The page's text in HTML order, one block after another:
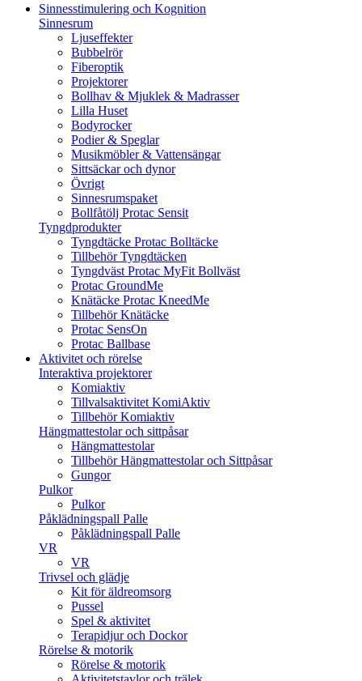
Sinnesstimulering och Kognition
Sinnesrum
Ljuseffekter
Bubbelrör
Fiberoptik
Projektorer
Bollhav & Mjuklek & Madrasser
Lilla Huset
Bodyrocker
Podier & Speglar
Musikmöbler & Vattensängar
Sittsäckar och dynor
Övrigt
Sinnesrumspaket
Bollfåtölj Protac Sensit
Tyngdprodukter
Tyngdtäcke Protac Bolltäcke
Tillbehör Tyngdtäcken
Tyngdväst Protac MyFit Bollväst
Protac GroundMe
Knätäcke Protac KneedMe
Tillbehör Knätäcke
Protac SensOn
Protac Ballbase
Aktivitet och rörelse
Interaktiva projektorer
Komiaktiv
Tillvalsaktivitet KomiAktiv
Tillbehör Komiaktiv
Hängmattestolar och sittpåsar
Hängmattestolar
Tillbehör Hängmattestolar och Sittpåsar
Gungor
Pulkor
Pulkor
Påklädningspall Palle
Påklädningspall Palle
VR
VR
Trivsel och glädje
Kit för äldreomsorg
Pussel
Spel & aktivitet
Terapidjur och Dockor
Rörelse & motorik
Rörelse & motorik